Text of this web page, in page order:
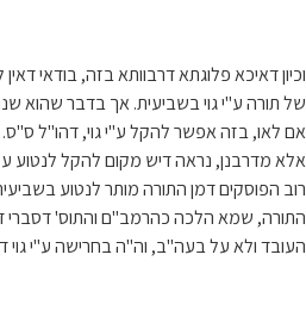
וכיון דאיכא פלוגתא דרבוותא בזה, בודאי
של תורה ע"י גוי בשביעית. אך בדבר שהוא
אם לאו, בזה אפשר להקל ע"י גוי, דהו"ל ס"ס.
אלא מדרבנן, נראה דיש מקום להקל לנטוע
רוב הפוסקים דמן התורה מותר לנטוע
התורה, שמא הלכה כהרמב"ם והתוס'
העובד ולא על בעה"ב, וה"ה בחרישה ע"י גוי